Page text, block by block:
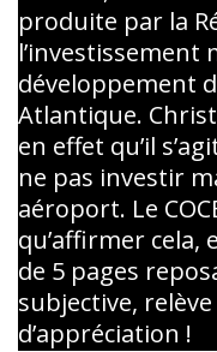
produite par la
l’investissement
développement
Atlantique.
en effet qu’il
ne pas investir
aéroport. Le
qu’affirmer cela,
de 5 pages
subjective,
d’appréciation !